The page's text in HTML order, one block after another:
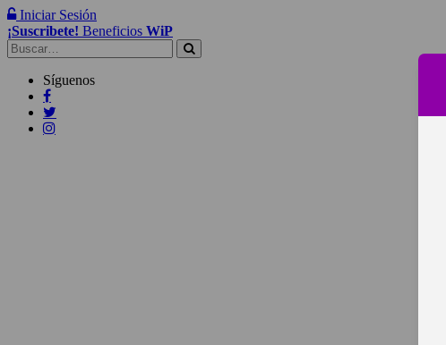
Iniciar Sesión
¡Suscribete! Beneficios WiP
Buscar:
Síguenos